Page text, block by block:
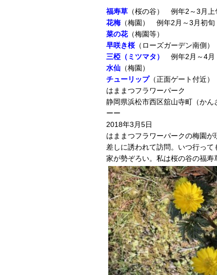
福寿草 （桜の谷） 例年2～3月上
花梅（梅園） 例年2月～3月初旬
菜の花（梅園等）
早咲き桜 （ローズガーデン南側
三椏（ミツマタ）
例年2月～4月
水仙 （梅園）
チューリップ（正面ゲート付近
はままつフラワーパーク
静岡県浜松市西区舘山寺町（か
ーー
2018年3月5日
はままつフラワーパークの梅園
差しに誘われて訪問。いつ行っ
家が勢ぞろい。私は桜の谷の福寿